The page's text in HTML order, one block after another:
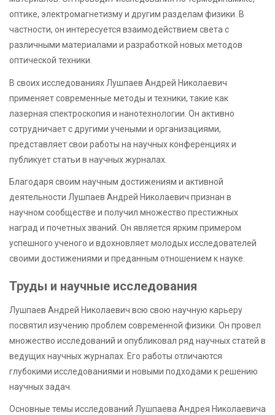
оптике, электромагнетизму и другим разделам физики. В
частности, он интересуется взаимодействием света с
различными материалами и разработкой новых методов
оптической техники.
В своих исследованиях Лушпаев Андрей Николаевич
применяет современные методы и техники, такие как
лазерная спектроскопия и нанотехнологии. Он активно
сотрудничает с другими учеными и организациями,
представляет свои работы на научных конференциях и
публикует статьи в научных журналах.
Благодаря своим научным достижениям и активной
деятельности Лушпаев Андрей Николаевич признан в
научном сообществе и получил множество престижных
наград и почетных званий. Он является ярким примером
успешного ученого и вдохновляет молодых исследователей
своими достижениями и преданным отношением к науке.
Труды и научные исследования
Лушпаев Андрей Николаевич всю свою научную карьеру
посвятил изучению проблем современной физики. Он провел
множество исследований и опубликовал ряд научных статей в
ведущих научных журналах. Его работы отличаются
глубокими исследованиями и новыми подходами к решению
научных задач.
Основные темы исследований Лушпаева Андрея Николаевича